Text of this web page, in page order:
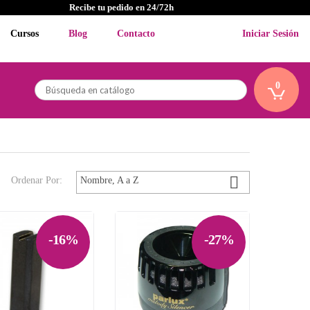
Recibe tu pedido en 24/72h
Cursos Blog Contacto Iniciar Sesión
0
Ordenar Por: Nombre, A a Z 
-16%
 -27%
